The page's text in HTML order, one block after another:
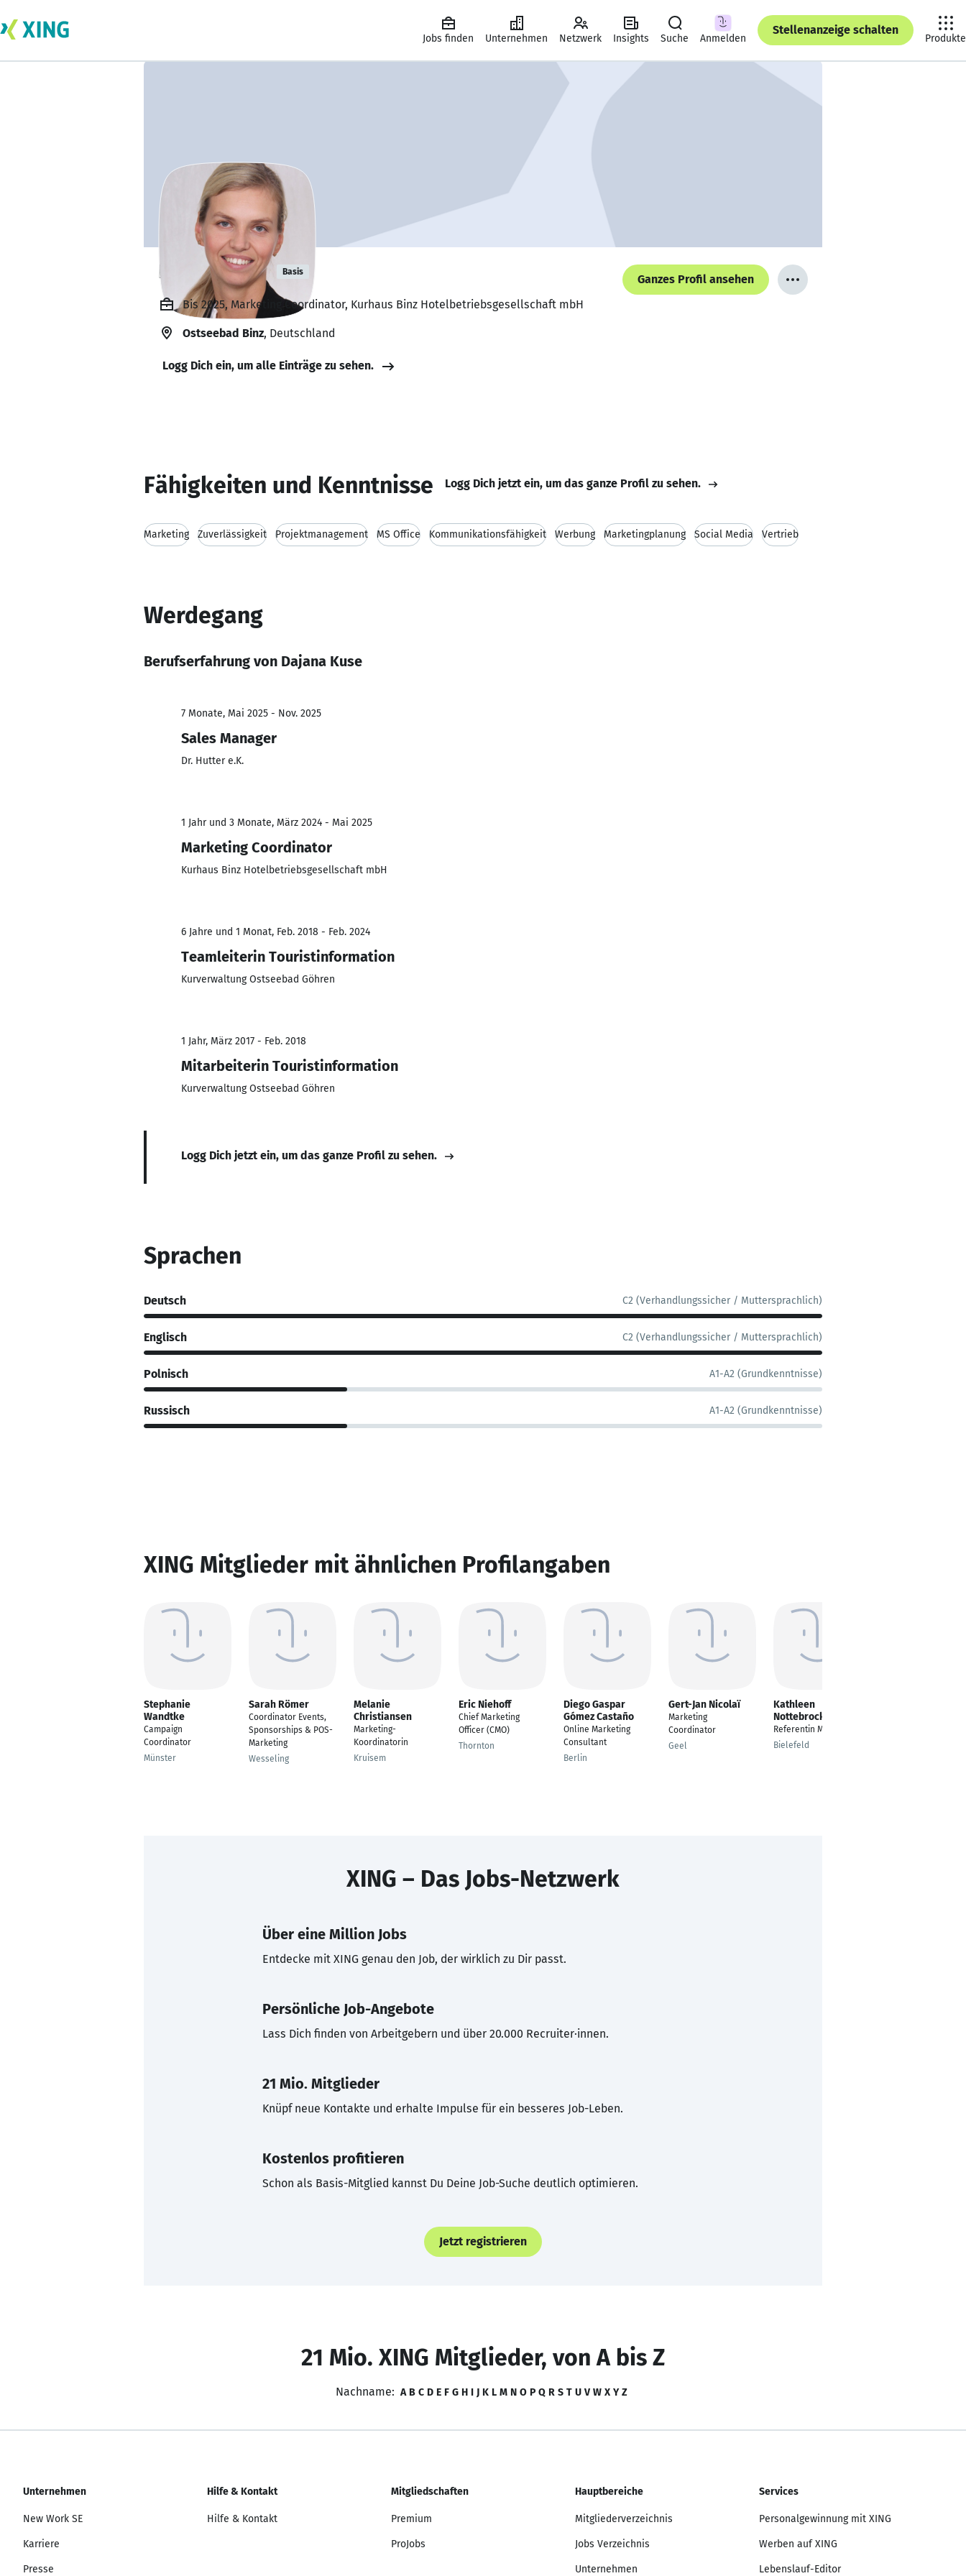
Jobs finden Unternehmen Netzwerk Insights Suche Anmelden
Stellenanzeige schalten
Produkte
Dajana Kuse Basis
Ganzes Profil ansehen
Bis 2025, Marketing Coordinator, Kurhaus Binz Hotelbetriebsgesellschaft mbH
Ostseebad Binz, Deutschland
Logg Dich ein, um alle Einträge zu sehen.
Fähigkeiten und Kenntnisse Logg Dich jetzt ein, um das ganze Profil zu sehen.
Marketing Zuverlässigkeit Projektmanagement MS Office Kommunikationsfähigkeit Werbung Marketingplanung Social Media Vertrieb
Werdegang
Berufserfahrung von Dajana Kuse
7 Monate, Mai 2025 - Nov. 2025
Sales Manager
Dr. Hutter e.K.
1 Jahr und 3 Monate, März 2024 - Mai 2025
Marketing Coordinator
Kurhaus Binz Hotelbetriebsgesellschaft mbH
6 Jahre und 1 Monat, Feb. 2018 - Feb. 2024
Teamleiterin Touristinformation
Kurverwaltung Ostseebad Göhren
1 Jahr, März 2017 - Feb. 2018
Mitarbeiterin Touristinformation
Kurverwaltung Ostseebad Göhren
Logg Dich jetzt ein, um das ganze Profil zu sehen.
Sprachen
Deutsch C2 (Verhandlungssicher / Muttersprachlich)
Englisch C2 (Verhandlungssicher / Muttersprachlich)
Polnisch A1-A2 (Grundkenntnisse)
Russisch A1-A2 (Grundkenntnisse)
XING Mitglieder mit ähnlichen Profilangaben
Stephanie
Wandtke
Campaign
Coordinator
Münster
Sarah Römer
Coordinator Events,
Sponsorships & POS-
Marketing
Wesseling
Melanie
Christiansen
Marketing-
Koordinatorin
Kruisem
Eric Niehoff
Chief Marketing
Officer (CMO)
Thornton
Diego Gaspar
Gómez Castaño
Online Marketing
Consultant
Berlin
Gert-Jan Nicolaï
Marketing
Coordinator
Geel
Kathleen
Nottebrock
Referentin Marketing
Bielefeld
XING – Das Jobs-Netzwerk
Über eine Million Jobs
Entdecke mit XING genau den Job, der wirklich zu Dir passt.
Persönliche Job-Angebote
Lass Dich finden von Arbeitgebern und über 20.000 Recruiter·innen.
21 Mio. Mitglieder
Knüpf neue Kontakte und erhalte Impulse für ein besseres Job-Leben.
Kostenlos profitieren
Schon als Basis-Mitglied kannst Du Deine Job-Suche deutlich optimieren.
Jetzt registrieren
21 Mio. XING Mitglieder, von A bis Z
Nachname: A B C D E F G H I J K L M N O P Q R S T U V W X Y Z
Unternehmen
New Work SE
Karriere
Presse
Hilfe & Kontakt
Hilfe & Kontakt
Mitgliedschaften
Premium
ProJobs
Hauptbereiche
Mitgliederverzeichnis
Jobs Verzeichnis
Unternehmen
Services
Personalgewinnung mit XING
Werben auf XING
Lebenslauf-Editor